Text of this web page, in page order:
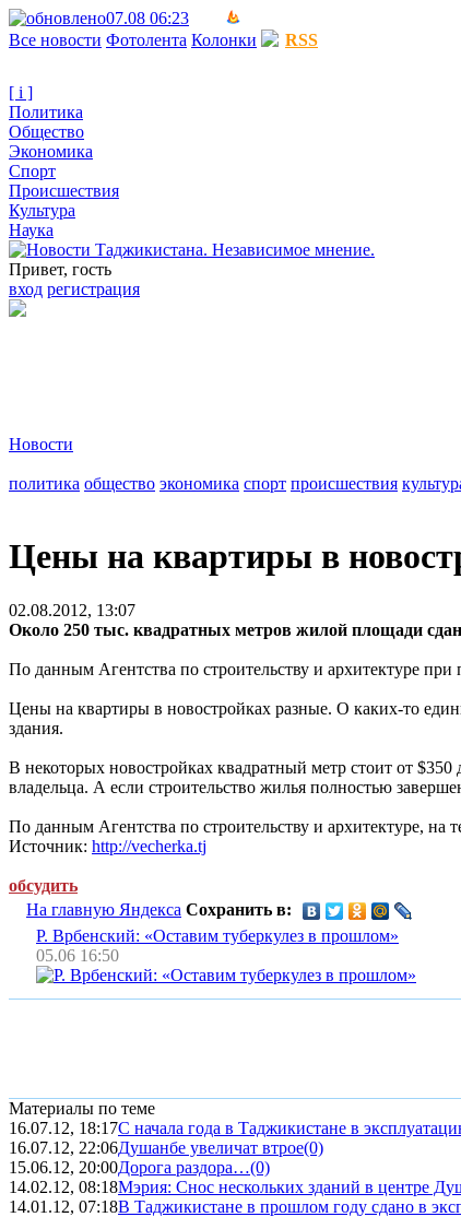
07.08 06:23
Все новости Фотолента Колонки RSS
[ i ]
Политика
Общество
Экономика
Спорт
Происшествия
Культура
Наука
Привет, гость
вход регистрация
Новости
политика общество экономика спорт происшествия
Цены на квартиры в
02.08.2012, 13:07
Около 250 тыс. квадратных метров жилой площади
По данным Агентства по строительству и архитектуре
Цены на квартиры в новостройках разные. О каких-то
здания.
В некоторых новостройках квадратный метр стоит от $350
владельца. А если строительство жилья полностью
По данным Агентства по строительству и архитектуре,
Источник: http://vecherka.tj
обсудить
На главную Яндекса Сохранить в:
Р. Врбенский: «Оставим туберкулез в прошлом»
05.06 16:50
Материалы по теме
16.07.12, 18:17С начала года в Таджикистане в
16.07.12, 22:06Душанбе увеличат втрое(0)
15.06.12, 20:00Дорога раздора…(0)
14.02.12, 08:18Мэрия: Снос нескольких зданий в центре
14.01.12, 07:18В Таджикистане в прошлом году сдано в